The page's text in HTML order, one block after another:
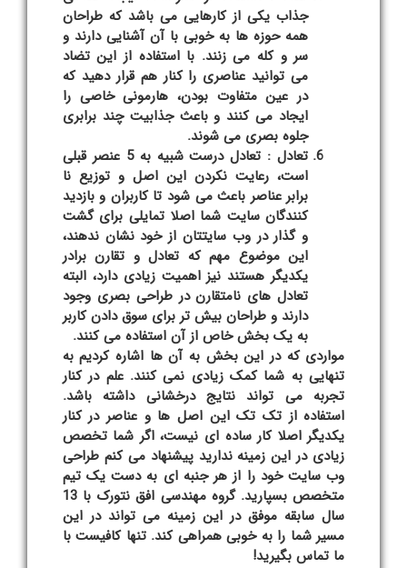
جذاب یکی از کارهایی می باشد که طراحان
همه حوزه ها به خوبی با آن آشنایی دارند و
سر و کله می زنند. با استفاده از این تضاد
می توانید عناصری را کنار هم قرار دهید که
در عین متفاوت بودن، هارمونی خاصی را
ایجاد می کنند و باعث جذابیت چند برابری
جلوه بصری می شوند.
تعادل : تعادل درست شبیه به 5 عنصر قبلی
است، رعایت نکردن این اصل و توزیع نا
برابر عناصر باعث می شود تا کاربران و بازدید
کنندگان سایت شما اصلا تمایلی برای گشت
و گذار در وب سایتتان از خود نشان ندهند،
این موضوع مهم که تعادل و تقارن برادر
یکدیگر هستند نیز اهمیت زیادی دارد، البته
تعادل های نامتقارن در طراحی بصری وجود
دارند و طراحان بیش تر برای سوق دادن کاربر
به یک بخش خاص از آن استفاده می کنند.
مواردی که در این بخش به آن ها اشاره کردیم به
تنهایی به شما کمک زیادی نمی کنند. علم در کنار
تجربه می تواند نتایج درخشانی داشته باشد.
استفاده از تک تک این اصل ها و عناصر در کنار
یکدیگر اصلا کار ساده ای نیست، اگر شما تخصص
زیادی در این زمینه ندارید پیشنهاد می کنم طراحی
وب سایت خود را از هر جنبه ای به دست یک تیم
متخصص بسپارید. گروه مهندسی افق نتورک با 13
سال سابقه موفق در این زمینه می تواند در این
مسیر شما را به خوبی همراهی کند. تنها کافیست با
ما تماس بگیرید!